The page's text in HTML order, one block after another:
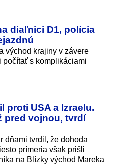
diaľnici D1, polícia
východ krajiny v závere
počítať s komplikáciami
proti USA a Izraelu.
pred vojnou, tvrdí
dňami tvrdil, že dohoda
prímeria však prišli
na Blízky východ Mareka